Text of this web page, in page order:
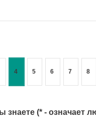
4 5 6 7 8
знаете (* - означает